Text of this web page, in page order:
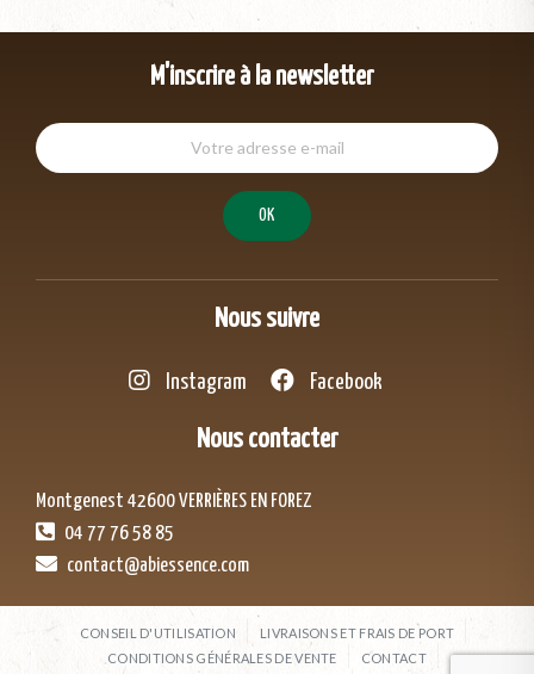
M'inscrire à la newsletter
Nous suivre
Instagram Facebook
Nous contacter
Montgenest 42600 VERRIÈRES EN FOREZ
04 77 76 58 85
contact@abiessence.com
CONSEIL D'UTILISATION
LIVRAISONS ET FRAIS DE PORT
CONDITIONS GÉNÉRALES DE VENTE
CONTACT